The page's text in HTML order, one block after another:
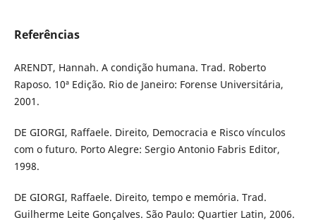
Referências
ARENDT, Hannah. A condição humana. Trad. Roberto
Raposo. 10ª Edição. Rio de Janeiro: Forense Universitária,
2001.
DE GIORGI, Raffaele. Direito, Democracia e Risco vínculos
com o futuro. Porto Alegre: Sergio Antonio Fabris Editor,
1998.
DE GIORGI, Raffaele. Direito, tempo e memória. Trad.
Guilherme Leite Gonçalves. São Paulo: Quartier Latin, 2006.